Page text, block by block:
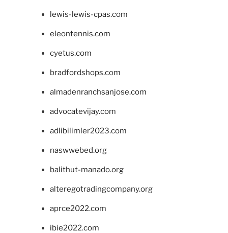
lewis-lewis-cpas.com
eleontennis.com
cyetus.com
bradfordshops.com
almadenranchsanjose.com
advocatevijay.com
adlibilimler2023.com
naswwebed.org
balithut-manado.org
alteregotradingcompany.org
aprce2022.com
ibie2022.com